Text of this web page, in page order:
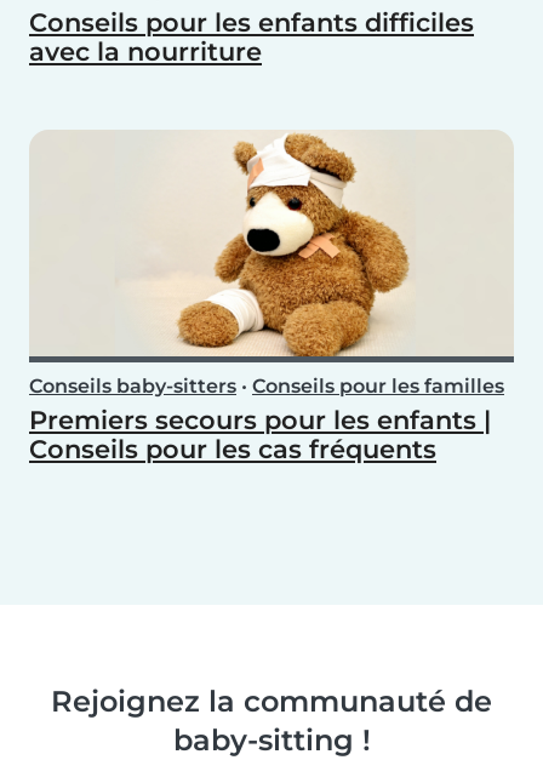
Conseils pour les enfants difficiles
avec la nourriture
Conseils baby-sitters • Conseils pour les familles
Premiers secours pour les enfants |
Conseils pour les cas fréquents
Rejoignez la communauté de
baby-sitting !